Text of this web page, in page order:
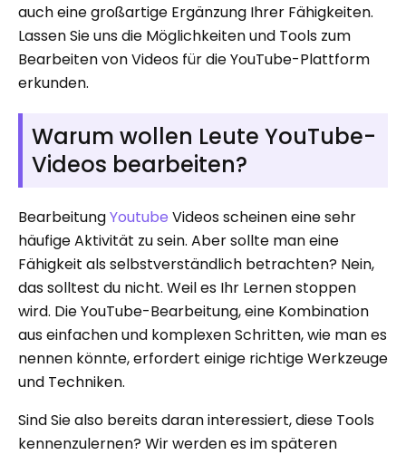
auch eine großartige Ergänzung Ihrer Fähigkeiten.
Lassen Sie uns die Möglichkeiten und Tools zum
Bearbeiten von Videos für die YouTube-Plattform
erkunden.
Warum wollen Leute YouTube-
Videos bearbeiten?
BearbeitungYoutube Videos scheinen eine sehr
häufige Aktivität zu sein. Aber sollte man eine
Fähigkeit als selbstverständlich betrachten? Nein,
das solltest du nicht. Weil es Ihr Lernen stoppen
wird. Die YouTube-Bearbeitung, eine Kombination
aus einfachen und komplexen Schritten, wie man es
nennen könnte, erfordert einige richtige Werkzeuge
und Techniken.
Sind Sie also bereits daran interessiert, diese Tools
kennenzulernen? Wir werden es im späteren